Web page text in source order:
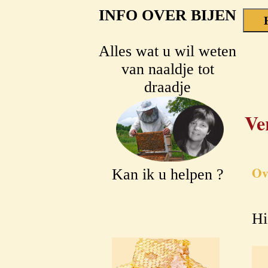
INFO OVER BIJEN
Alles wat u wil weten
van naaldje tot
draadje
Kan ik u helpen ?